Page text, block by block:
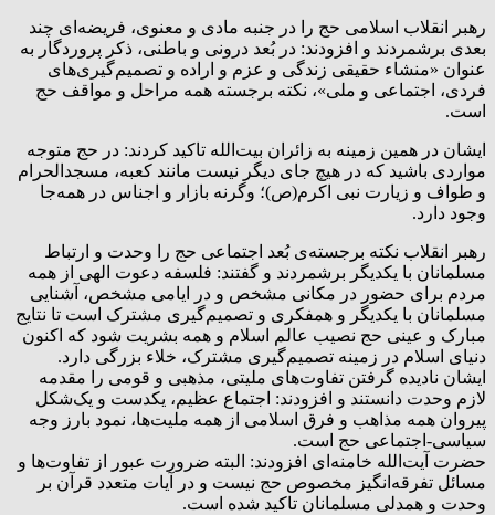
رهبر انقلاب اسلامی حج را در جنبه مادی و معنوی، فریضه‌ای چند
بعدی برشمردند و افزودند: در بُعد درونی و باطنی، ‌ذکر پروردگار به
عنوان «منشاء حقیقی زندگی و عزم و اراده و تصمیم‌گیری‌های
فردی، اجتماعی و ملی»، نکته برجسته همه مراحل و مواقف حج
است.
ایشان در همین زمینه به زائران بیت‌الله تاکید کردند: در حج متوجه
مواردی باشید که در هیچ‌ جای دیگر نیست مانند کعبه، مسجدالحرام
و طواف و زیارت نبی اکرم(ص)؛ وگرنه بازار و اجناس در همه‌جا
وجود دارد.
رهبر انقلاب نکته برجسته‌ی بُعد اجتماعی حج را وحدت و ارتباط
مسلمانان با یکدیگر برشمردند و گفتند: فلسفه دعوت الهی از همه
مردم برای حضور در مکانی مشخص و در ایامی مشخص، آشنایی
مسلمانان با یکدیگر و همفکری و تصمیم‌گیری مشترک است تا نتایج
مبارک و عینی حج نصیب عالم اسلام و همه بشریت شود که اکنون
دنیای اسلام در زمینه تصمیم‌گیری مشترک، خلاء بزرگی دارد.
ایشان نادیده گرفتن تفاوت‌های ملیتی، مذهبی و قومی را مقدمه
لازم وحدت دانستند و افزودند: اجتماع عظیم،‌ یکدست و یک‌شکل
پیروان همه مذاهب و فرق اسلامی از همه ملیت‌ها، نمود بارز وجه
سیاسی-اجتماعی حج است.
حضرت آیت‌الله خامنه‌ای افزودند: البته ضرورت عبور از تفاوت‌ها و
مسائل تفرقه‌انگیز مخصوص حج نیست و در آیات متعدد قرآن بر
وحدت و همدلی مسلمانان تاکید شده است.